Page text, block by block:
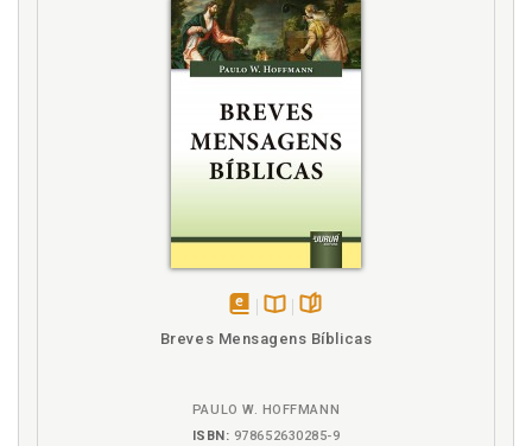
na
Breves Mensagens Bíblicas
PAULO W. HOFFMANN
ISBN: 978652630285-9